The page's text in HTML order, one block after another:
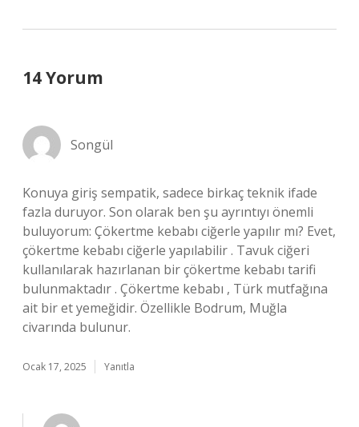
14 Yorum
Songül
Konuya giriş sempatik, sadece birkaç teknik ifade
fazla duruyor. Son olarak ben şu ayrıntıyı önemli
buluyorum: Çökertme kebabı ciğerle yapılır mı? Evet,
çökertme kebabı ciğerle yapılabilir . Tavuk ciğeri
kullanılarak hazırlanan bir çökertme kebabı tarifi
bulunmaktadır . Çökertme kebabı , Türk mutfağına
ait bir et yemeğidir. Özellikle Bodrum, Muğla
civarında bulunur.
Ocak 17, 2025 Yanıtla